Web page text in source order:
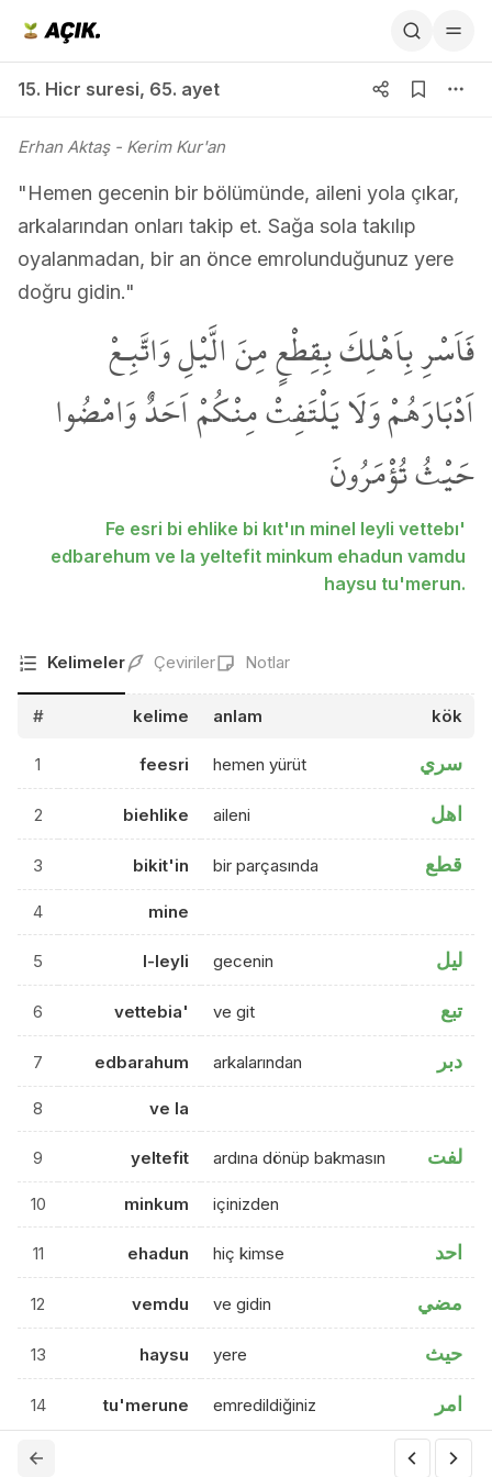
15. Hicr suresi, 65. ayet
Erhan Aktaş- Kerim Kur'an
"Hemen gecenin bir bölümünde, aileni yola çıkar,
arkalarından onları takip et. Sağa sola takılıp
oyalanmadan, bir an önce emrolunduğunuz yere
doğru gidin."
فَاَسْرِ بِاَهْلِكَ بِقِطْعٍ مِنَ الَّيْلِ وَاتَّبِـعْ
اَدْبَارَهُمْ وَلَا يَلْتَفِتْ مِنْكُمْ اَحَدٌ وَامْضُوا
حَيْثُ تُؤْمَرُونَ
Fe esri bi ehlike bi kıt'ın minel leyli vettebı'
edbarehum ve la yeltefit minkum ehadun vamdu
haysu tu'merun.
Kelimeler Çeviriler Notlar
# kelime anlam kök
1 feesri hemen yürüt سري
2 biehlike aileni اهل
3 bikit'in bir parçasında قطع
4 mine
5 l-leyli gecenin ليل
6 vettebia' ve git تبع
7 edbarahum arkalarından دبر
8 ve la
9 yeltefit ardına dönüp bakmasın لفت
10 minkum içinizden
11 ehadun hiç kimse احد
12 vemdu ve gidin مضي
13 haysu yere حيث
14 tu'merune emredildiğiniz امر